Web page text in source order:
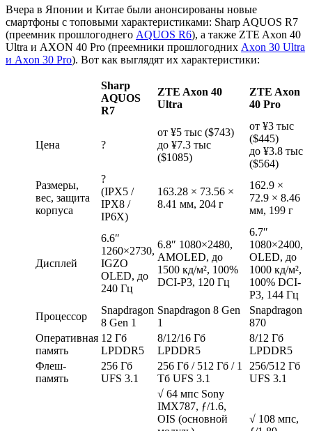
Вчера в Японии и Китае были анонсированы новые
смартфоны с топовыми характеристиками: Sharp AQUOS R7
(преемник прошлогоднего AQUOS R6), а также ZTE Axon 40
Ultra и AXON 40 Pro (преемники прошлогодних Axon 30 Ultra
и Axon 30 Pro). Вот как выглядят их характеристики:
Sharp
AQUOS
R7
ZTE Axon 40
Ultra
ZTE Axon
40 Pro
Цена ?
от ¥5 тыс ($743)
до ¥7.3 тыс
($1085)
от ¥3 тыс
($445)
до ¥3.8 тыс
($564)
Размеры,
вес, защита
корпуса
?
(IPX5 /
IPX8 /
IP6X)
163.28 × 73.56 ×
8.41 мм, 204 г
162.9 ×
72.9 × 8.46
мм, 199 г
Дисплей
6.6″
1260×2730,
IGZO
OLED, до
240 Гц
6.8″ 1080×2480,
AMOLED, до
1500 кд/м², 100%
DCI-P3, 120 Гц
6.7″
1080×2400,
OLED, до
1000 кд/м²,
100% DCI-
P3, 144 Гц
Процессор
Snapdragon
8 Gen 1
Snapdragon 8 Gen
1
Snapdragon
870
Оперативная
память
12 Гб
LPDDR5
8/12/16 Гб
LPDDR5
8/12 Гб
LPDDR5
Флеш-
память
256 Гб
UFS 3.1
256 Гб / 512 Гб / 1
Тб UFS 3.1
256/512 Гб
UFS 3.1
√ 64 мпс Sony
IMX787, ƒ/1.6,
OIS (основной
√ 108 мпс,